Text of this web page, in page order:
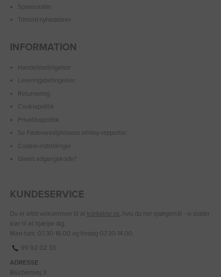
Sponsorater
Tilmeld nyhedsbrev
INFORMATION
Handelsbetingelser
Leveringsbetingelser
Returnering
Cookiepolitik
Privatlivspolitik
Se Fødevarestyrelsens smiley-rapporter
Cookie-indstillinger
Glemt adgangskode?
KUNDESERVICE
Du er altid velkommen til at kontakte os, hvis du har spørgsmål - vi sidder
klar til at hjælpe dig.
Man-tors: 07.30-16.00 og fredag 07.30-14.00.
99 92 02 33
ADRESSE
Blüchersvej 3